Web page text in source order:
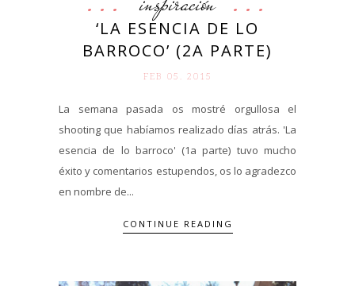
‘LA ESENCIA DE LO
BARROCO’ (2A PARTE)
FEB 05. 2015
La semana pasada os mostré orgullosa el
shooting que habíamos realizado días atrás. 'La
esencia de lo barroco' (1a parte) tuvo mucho
éxito y comentarios estupendos, os lo agradezco
en nombre de...
CONTINUE READING